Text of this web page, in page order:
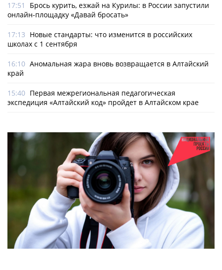
17:51
Брось курить, езжай на Курилы: в России запустили
онлайн-­площадку «Давай бросать»
17:13 Новые стандарты: что изменится в российских
школах с 1 сентября
16:10 Аномальная жара вновь возвращается в Алтайский
край
15:40 Первая межрегиональная педагогическая
экспедиция «Алтайский код» пройдет в Алтайском крае